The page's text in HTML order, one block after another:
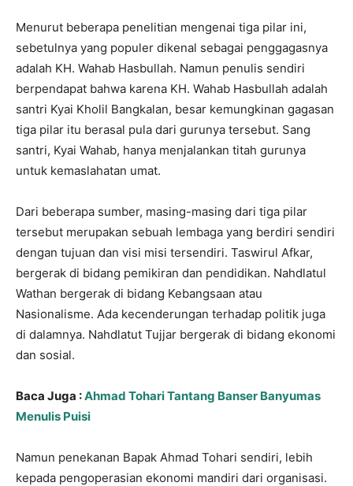
Menurut beberapa penelitian mengenai tiga pilar ini,
sebetulnya yang populer dikenal sebagai penggagasnya
adalah KH. Wahab Hasbullah. Namun penulis sendiri
berpendapat bahwa karena KH. Wahab Hasbullah adalah
santri Kyai Kholil Bangkalan, besar kemungkinan gagasan
tiga pilar itu berasal pula dari gurunya tersebut. Sang
santri, Kyai Wahab, hanya menjalankan titah gurunya
untuk kemaslahatan umat.
Dari beberapa sumber, masing-masing dari tiga pilar
tersebut merupakan sebuah lembaga yang berdiri sendiri
dengan tujuan dan visi misi tersendiri. Taswirul Afkar,
bergerak di bidang pemikiran dan pendidikan. Nahdlatul
Wathan bergerak di bidang Kebangsaan atau
Nasionalisme. Ada kecenderungan terhadap politik juga
di dalamnya. Nahdlatut Tujjar bergerak di bidang ekonomi
dan sosial.
Baca Juga :Ahmad Tohari Tantang Banser Banyumas
Menulis Puisi
Namun penekanan Bapak Ahmad Tohari sendiri, lebih
kepada pengoperasian ekonomi mandiri dari organisasi.